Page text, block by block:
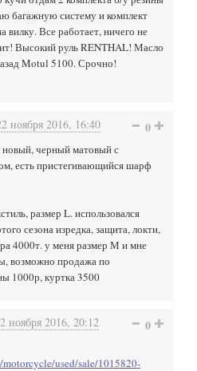
багажную систему и комплект
вилку. Все работает, ничего не
Высокий руль RENTHAL! Масло
Motul 5100. Срочно!
ноября 2016, 16:40 0
черный матовый с
есть пристегивающийся шарф
размер L. использовался
сезона изредка, защита, локти,
4000т. у меня размер М и мне
возможно продажа по
1000р, куртка 3500
ноября 2016, 20:12 0
used/sale/1015820-